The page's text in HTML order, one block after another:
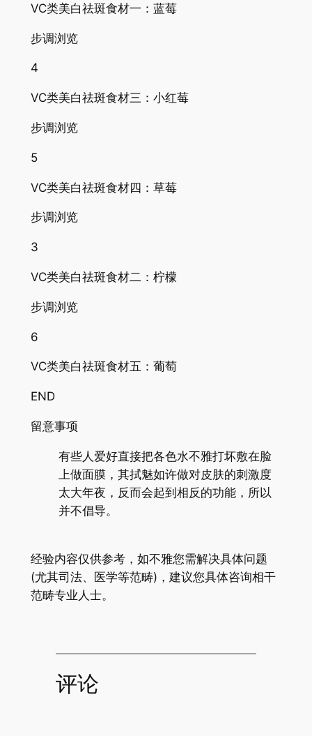
VC类美白祛斑食材一：蓝莓
步调浏览
4
VC类美白祛斑食材三：小红莓
步调浏览
5
VC类美白祛斑食材四：草莓
步调浏览
3
VC类美白祛斑食材二：柠檬
步调浏览
6
VC类美白祛斑食材五：葡萄
END
留意事项
有些人爱好直接把各色水不雅打坏敷在脸
上做面膜，其拭魅如许做对皮肤的刺激度
太大年夜，反而会起到相反的功能，所以
并不倡导。
经验内容仅供参考，如不雅您需解决具体问题
(尤其司法、医学等范畴)，建议您具体咨询相干
范畴专业人士。
评论